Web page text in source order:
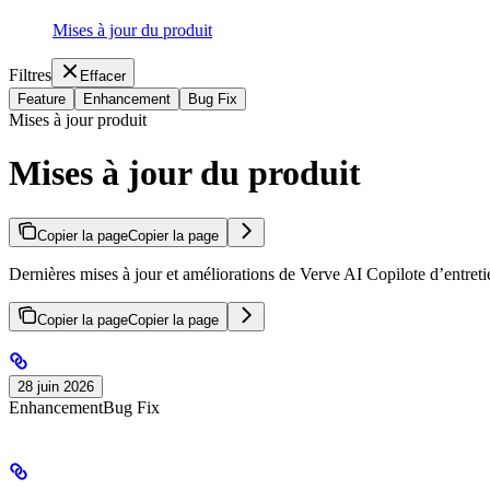
Mises à jour du produit
Filtres
Effacer
Feature
Enhancement Bug Fix
Mises à jour produit
Mises à jour du produit
Copier la pageCopier la page
Dernières mises à jour et améliorations de Verve AI Copilote
Copier la pageCopier la page
28 juin 2026
EnhancementBug Fix